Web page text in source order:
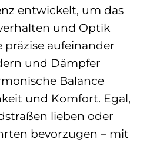
entwickelt, um das
und Optik
präzise aufeinander
und Dämpfer
Balance
und Komfort. Egal,
lieben oder
bevorzugen – mit